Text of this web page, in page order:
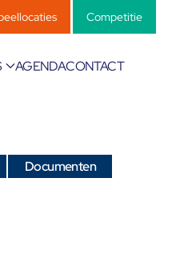
Competitie
AGENDACONTACT
Documenten